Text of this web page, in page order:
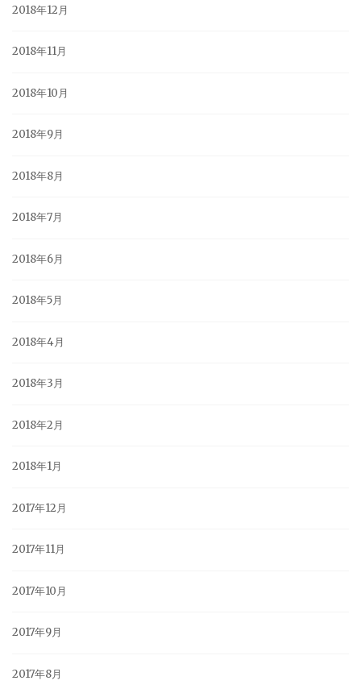
2018年12月
2018年11月
2018年10月
2018年9月
2018年8月
2018年7月
2018年6月
2018年5月
2018年4月
2018年3月
2018年2月
2018年1月
2017年12月
2017年11月
2017年10月
2017年9月
2017年8月